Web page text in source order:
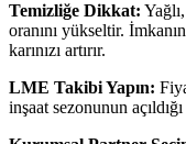
Temizliğe Dikkat:
oranını yükseltir.
karınızı artırır.
LME Takibi Yapın:
inşaat sezonunun